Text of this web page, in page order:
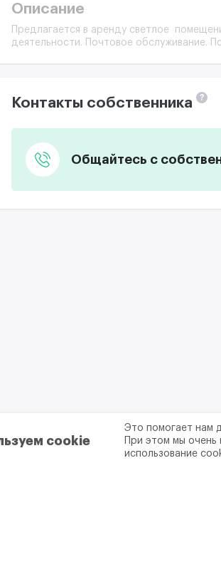
Описание
Предлагается в аренду светлое
деятельности. Почтовое обслуживание.
Контакты собственника ?
Общайтесь с
cookie
Это помогает нам
При этом мы очень
использование